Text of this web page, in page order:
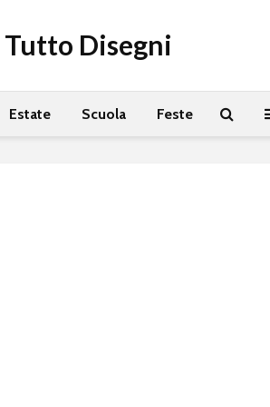
Tutto Disegni
Estate Scuola Feste